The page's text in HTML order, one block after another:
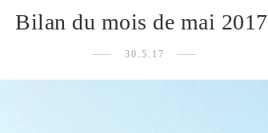
Bilan du mois de mai 2017
30.5.17